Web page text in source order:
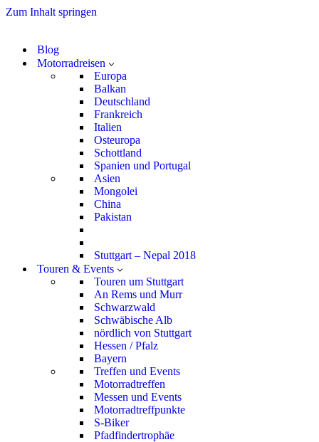
Zum Inhalt springen
Blog
Motorradreisen
Europa
Balkan
Deutschland
Frankreich
Italien
Osteuropa
Schottland
Spanien und Portugal
Asien
Mongolei
China
Pakistan
Stuttgart – Nepal 2018
Touren & Events
Touren um Stuttgart
An Rems und Murr
Schwarzwald
Schwäbische Alb
nördlich von Stuttgart
Hessen / Pfalz
Bayern
Treffen und Events
Motorradtreffen
Messen und Events
Motorradtreffpunkte
S-Biker
Pfadfindertrophäe